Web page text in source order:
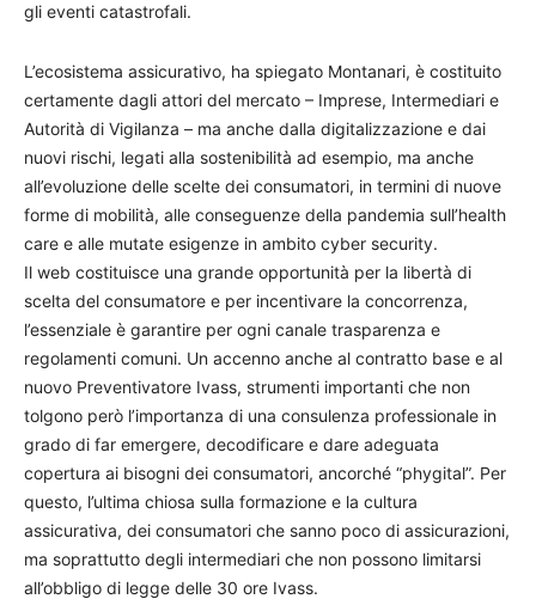
gli eventi catastrofali.
L’ecosistema assicurativo, ha spiegato Montanari, è costituito
certamente dagli attori del mercato – Imprese, Intermediari e
Autorità di Vigilanza – ma anche dalla digitalizzazione e dai
nuovi rischi, legati alla sostenibilità ad esempio, ma anche
all’evoluzione delle scelte dei consumatori, in termini di nuove
forme di mobilità, alle conseguenze della pandemia sull’health
care e alle mutate esigenze in ambito cyber security.
Il web costituisce una grande opportunità per la libertà di
scelta del consumatore e per incentivare la concorrenza,
l’essenziale è garantire per ogni canale trasparenza e
regolamenti comuni. Un accenno anche al contratto base e al
nuovo Preventivatore Ivass, strumenti importanti che non
tolgono però l’importanza di una consulenza professionale in
grado di far emergere, decodificare e dare adeguata
copertura ai bisogni dei consumatori, ancorché “phygital”. Per
questo, l’ultima chiosa sulla formazione e la cultura
assicurativa, dei consumatori che sanno poco di assicurazioni,
ma soprattutto degli intermediari che non possono limitarsi
all’obbligo di legge delle 30 ore Ivass.